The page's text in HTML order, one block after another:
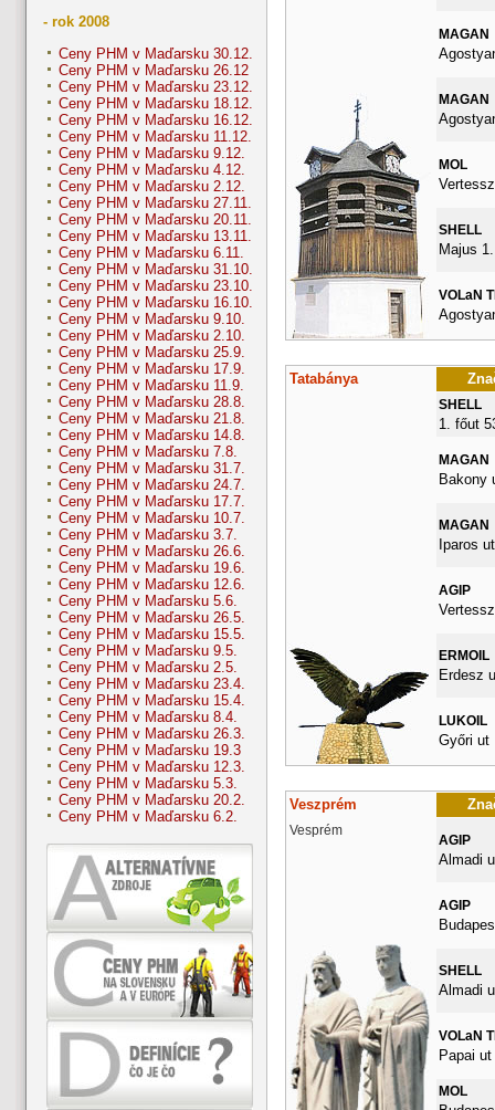
- rok 2008
Ceny PHM v Maďarsku 30.12.
Ceny PHM v Maďarsku 26.12
Ceny PHM v Maďarsku 23.12.
Ceny PHM v Maďarsku 18.12.
Ceny PHM v Maďarsku 16.12.
Ceny PHM v Maďarsku 11.12.
Ceny PHM v Maďarsku 9.12.
Ceny PHM v Maďarsku 4.12.
Ceny PHM v Maďarsku 2.12.
Ceny PHM v Maďarsku 27.11.
Ceny PHM v Maďarsku 20.11.
Ceny PHM v Maďarsku 13.11.
Ceny PHM v Maďarsku 6.11.
Ceny PHM v Maďarsku 31.10.
Ceny PHM v Maďarsku 23.10.
Ceny PHM v Maďarsku 16.10.
Ceny PHM v Maďarsku 9.10.
Ceny PHM v Maďarsku 2.10.
Ceny PHM v Maďarsku 25.9.
Ceny PHM v Maďarsku 17.9.
Ceny PHM v Maďarsku 11.9.
Ceny PHM v Maďarsku 28.8.
Ceny PHM v Maďarsku 21.8.
Ceny PHM v Maďarsku 14.8.
Ceny PHM v Maďarsku 7.8.
Ceny PHM v Maďarsku 31.7.
Ceny PHM v Maďarsku 24.7.
Ceny PHM v Maďarsku 17.7.
Ceny PHM v Maďarsku 10.7.
Ceny PHM v Maďarsku 3.7.
Ceny PHM v Maďarsku 26.6.
Ceny PHM v Maďarsku 19.6.
Ceny PHM v Maďarsku 12.6.
Ceny PHM v Maďarsku 5.6.
Ceny PHM v Maďarsku 26.5.
Ceny PHM v Maďarsku 15.5.
Ceny PHM v Maďarsku 9.5.
Ceny PHM v Maďarsku 2.5.
Ceny PHM v Maďarsku 23.4.
Ceny PHM v Maďarsku 15.4.
Ceny PHM v Maďarsku 8.4.
Ceny PHM v Maďarsku 26.3.
Ceny PHM v Maďarsku 19.3
Ceny PHM v Maďarsku 12.3.
Ceny PHM v Maďarsku 5.3.
Ceny PHM v Maďarsku 20.2.
Ceny PHM v Maďarsku 6.2.
MAGAN
MAGAN
MOL
SHELL
Majus
VOLaN
Tatabánya
SHELL
1. főut
MAGAN
Bakony
MAGAN
Iparos
AGIP
ERMOIL
Erdesz
LUKOIL
Győri ut
Veszprém
Vesprém
AGIP
Almadi
AGIP
SHELL
Almadi
VOLaN
Papai ut
MOL